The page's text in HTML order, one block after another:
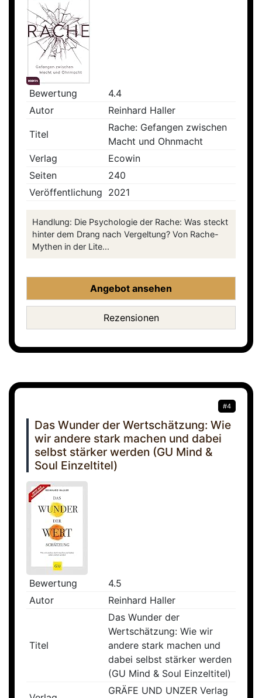
Bewertung
4.4
Autor
Reinhard Haller
Titel
Rache: Gefangen zwischen
Macht und Ohnmacht
Verlag
Ecowin
Seiten
240
Veröffentlichung 2021
Handlung: Die Psychologie der Rache: Was steckt
hinter dem Drang nach Vergeltung? Von Rache-
Mythen in der Lite...
Angebot ansehen
Rezensionen
#4
Das Wunder der Wertschätzung: Wie
wir andere stark machen und dabei
selbst stärker werden (GU Mind &
Soul Einzeltitel)
Bewertung
4.5
Autor
Reinhard Haller
Titel
Das Wunder der
Wertschätzung: Wie wir
andere stark machen und
dabei selbst stärker werden
(GU Mind & Soul Einzeltitel)
GRÄFE UND UNZER Verlag